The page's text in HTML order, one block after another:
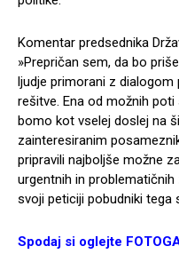
Komentar predsednika
»Prepričan sem, da bo
ljudje primorani z
rešitve. Ena od možnih
bomo kot vselej doslej na
zainteresiranim
pripravili najboljše možne
urgentnih in
svoji peticiji pobudniki tega
Spodaj si oglejte